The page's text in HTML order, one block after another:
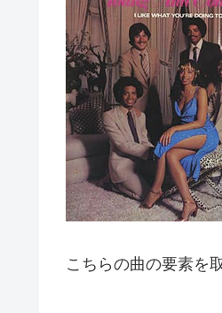
こちらの曲の要素を